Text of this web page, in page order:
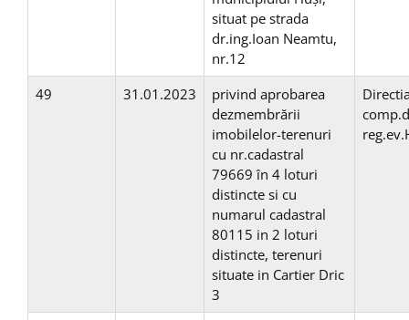
situat pe strada
dr.ing.Ioan Neamtu,
nr.12
49
31.01.2023
privind aprobarea
dezmembrării
imobilelor-terenuri
cu nr.cadastral
79669 în 4 loturi
distincte si cu
numarul cadastral
80115 in 2 loturi
distincte, terenuri
situate in Cartier Dric
3